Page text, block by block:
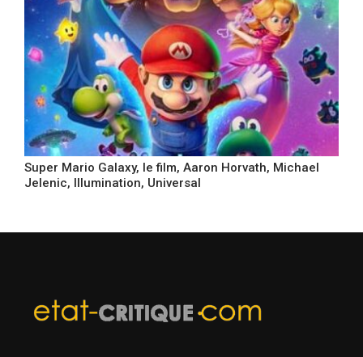
Super Mario Galaxy, le film, Aaron Horvath, Michael
Jelenic, Illumination, Universal